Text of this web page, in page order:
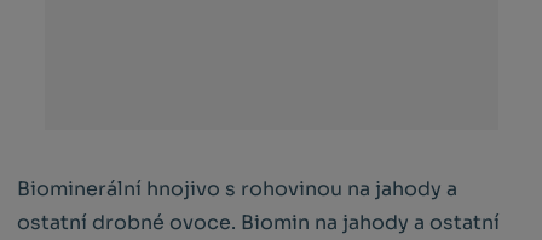
Biominerální hnojivo s rohovinou na jahody a
ostatní drobné ovoce. Biomin na jahody a ostatní